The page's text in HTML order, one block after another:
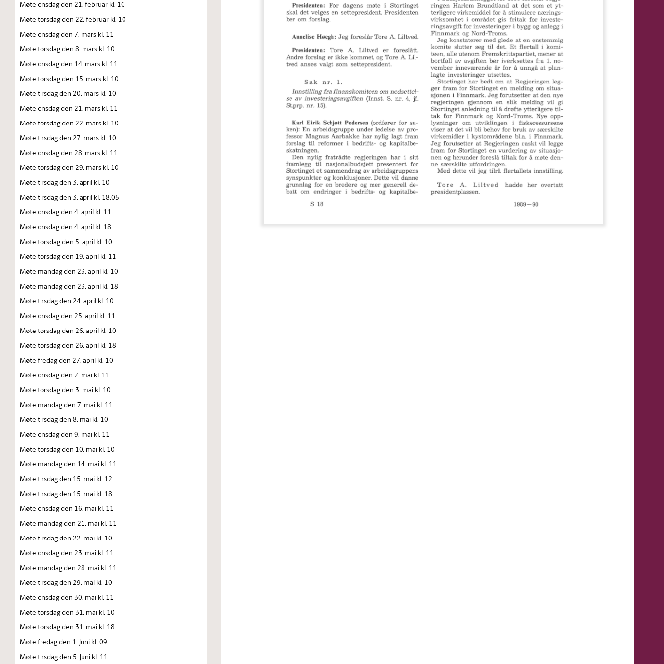
Møte onsdag den 21. februar kl. 10
Møte torsdag den 22. februar kl. 10
Møte onsdag den 7. mars kl. 11
Møte torsdag den 8. mars kl. 10
Møte onsdag den 14. mars kl. 11
Møte torsdag den 15. mars kl. 10
Møte tirsdag den 20. mars kl. 10
Møte onsdag den 21. mars kl. 11
Møte torsdag den 22. mars kl. 10
Møte tirsdag den 27. mars kl. 10
Møte onsdag den 28. mars kl. 11
Møte torsdag den 29. mars kl. 10
Møte tirsdag den 3. april kl. 10
Møte tirsdag den 3. april kl. 18.05
Møte onsdag den 4. april kl. 11
Møte onsdag den 4. april kl. 18
Møte torsdag den 5. april kl. 10
Møte torsdag den 19. april kl. 11
Møte mandag den 23. april kl. 10
Møte mandag den 23. april kl. 18
Møte tirsdag den 24. april kl. 10
Møte onsdag den 25. april kl. 11
Møte torsdag den 26. april kl. 10
Møte torsdag den 26. april kl. 18
Møte fredag den 27. april kl. 10
Møte onsdag den 2. mai kl. 11
Møte torsdag den 3. mai kl. 10
Møte mandag den 7. mai kl. 11
Møte tirsdag den 8. mai kl. 10
Møte onsdag den 9. mai kl. 11
Møte torsdag den 10. mai kl. 10
Møte mandag den 14. mai kl. 11
Møte tirsdag den 15. mai kl. 12
Møte tirsdag den 15. mai kl. 18
Møte onsdag den 16. mai kl. 11
Møte mandag den 21. mai kl. 11
Møte tirsdag den 22. mai kl. 10
Møte onsdag den 23. mai kl. 11
Møte mandag den 28. mai kl. 11
Møte tirsdag den 29. mai kl. 10
Møte onsdag den 30. mai kl. 11
Møte torsdag den 31. mai kl. 10
Møte torsdag den 31. mai kl. 18
Møte fredag den 1. juni kl. 09
Møte tirsdag den 5. juni kl. 11